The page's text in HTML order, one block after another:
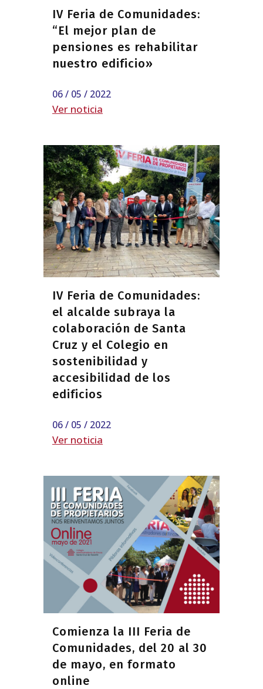
IV Feria de Comunidades:
“El mejor plan de
pensiones es rehabilitar
nuestro edificio»
06 / 05 / 2022
Ver noticia
IV Feria de Comunidades:
el alcalde subraya la
colaboración de Santa
Cruz y el Colegio en
sostenibilidad y
accesibilidad de los
edificios
06 / 05 / 2022
Ver noticia
Comienza la III Feria de
Comunidades, del 20 al 30
de mayo, en formato
online